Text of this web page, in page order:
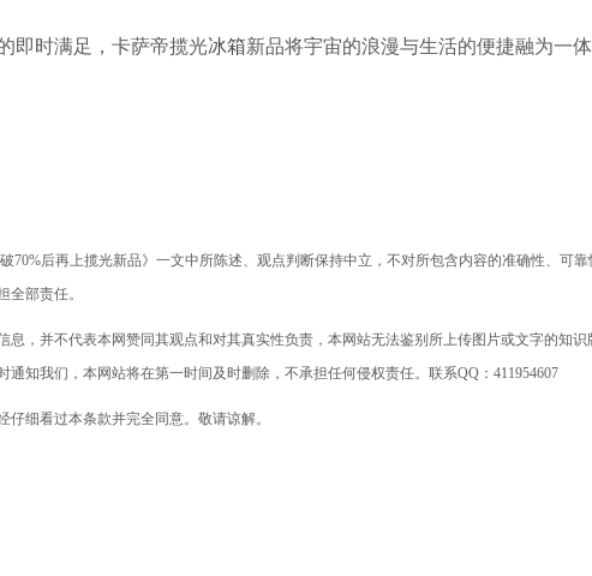
即时满足，卡萨帝揽光冰箱新品将宇宙的浪漫与生活的便捷融为一体
70%后再上揽光新品》一文中所陈述、观点判断保持中立，不对所包含内容的准确性、可靠
部责任。
，并不代表本网赞同其观点和对其真实性负责，本网站无法鉴别所上传图片或文字的知识
知我们，本网站将在第一时间及时删除，不承担任何侵权责任。联系QQ：411954607
细看过本条款并完全同意。敬请谅解。